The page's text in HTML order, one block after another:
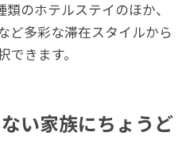
類のホテルステイのほか、
ど多彩な滞在スタイルから
できます。
い家族にちょうど